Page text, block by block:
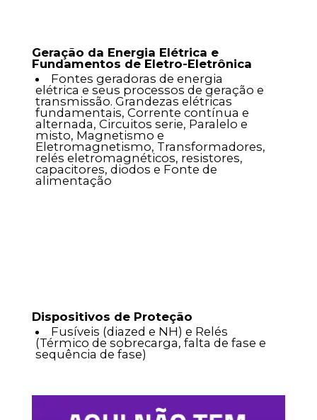
Geração da Energia Elétrica e
Fundamentos de Eletro-Eletrônica
Fontes geradoras de energia
elétrica e seus processos de geração e
transmissão. Grandezas elétricas
fundamentais, Corrente contínua e
alternada, Circuitos serie, Paralelo e
misto, Magnetismo e
Eletromagnetismo, Transformadores,
relés eletromagnéticos, resistores,
capacitores, diodos e Fonte de
alimentação
Dispositivos de Proteção
Fusíveis (diazed e NH) e Relés
(Térmico de sobrecarga, falta de fase e
sequência de fase)